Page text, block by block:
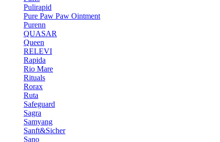
Pulirapid
Pure Paw Paw Ointment
Purenn
QUASAR
Queen
RELEVI
Rapida
Rio Mare
Rituals
Rorax
Ruta
Safeguard
Sagra
Samyang
Sanft&Sicher
Sano